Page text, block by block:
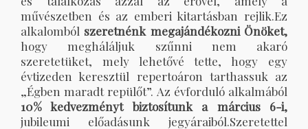
művészetben és az emberi kitartásban rejlik.Ez
alkalomból szeretnénk megajándékozni Önöket,
hogy megháláljuk szűnni nem akaró
szeretetüket, mely lehetővé tette, hogy egy
évtizeden keresztül repertoáron tarthassuk az
„Égben maradt repülőt”. Az évforduló alkalmából
10% kedvezményt biztosítunk a március 6-i,
jubileumi előadásunk jegyáraiból.Szeretettel